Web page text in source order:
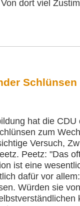
dort viel
hat die
zum
Versuch,
Peetz: "Das
ist eine
dafür vor
Würden sie